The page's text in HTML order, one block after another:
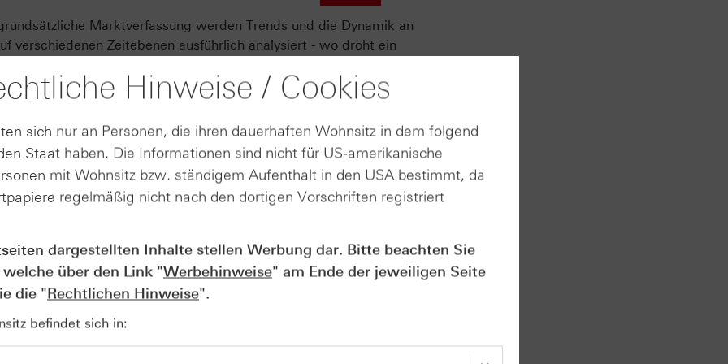
Marktverfassung werden Trends und die Dynamik an
verschiedenen Zeitebenen ausführlich analysiert - wo droht ein
ab? Diese Fragen sind nach einer siebenjährigen Hausse
Schließlich hat es auch in der aktuellen späten Phase
um etwa den Dow Jones® in den vergangenen Wochen auf
hat der deutsche Leitindex DAX® ein neues Jahreshoch
Hausse angekommen. Doch nicht allein die Analyse wird
Risikomanagement. Wo lassen sich etwa Stoppkurse am
Analyse dabei helfen?
Seminar statt, verpassen Sie
Ausblick auf die
, Zins- und Währungsmärkte.
Hinweise / Cookies
sich nur an Personen, die ihren dauerhaften Wohnsitz in dem folgend
Staat haben. Die Informationen sind nicht für US-amerikanische
mit Wohnsitz bzw. ständigem Aufenthalt in den USA bestimmt, da
regelmäßig nicht nach den dortigen Vorschriften registriert
dargestellten Inhalte stellen Werbung dar. Bitte beachten Sie
über den Link "Werbehinweise" am Ende der jeweiligen Seite
die "Rechtlichen Hinweise".
befindet sich in: